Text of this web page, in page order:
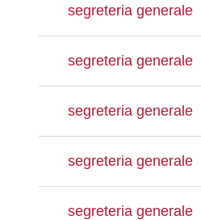
segreteria generale
segreteria generale
segreteria generale
segreteria generale
segreteria generale